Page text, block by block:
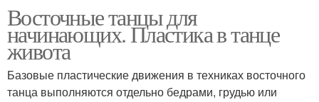
Восточные танцы для
начинающих. Пластика в танце
живота
Базовые пластические движения в техниках восточного
танца выполняются отдельно бедрами, грудью или